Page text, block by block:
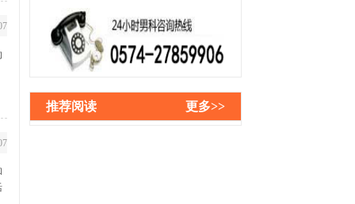
推荐阅读 更多>>